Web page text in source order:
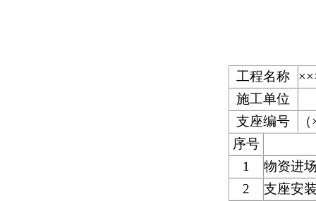
工程名称
施工单位
支座编号
序号
1
物资进
2
支座安